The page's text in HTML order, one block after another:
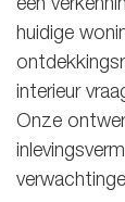
een
huidige
interieur
Onze